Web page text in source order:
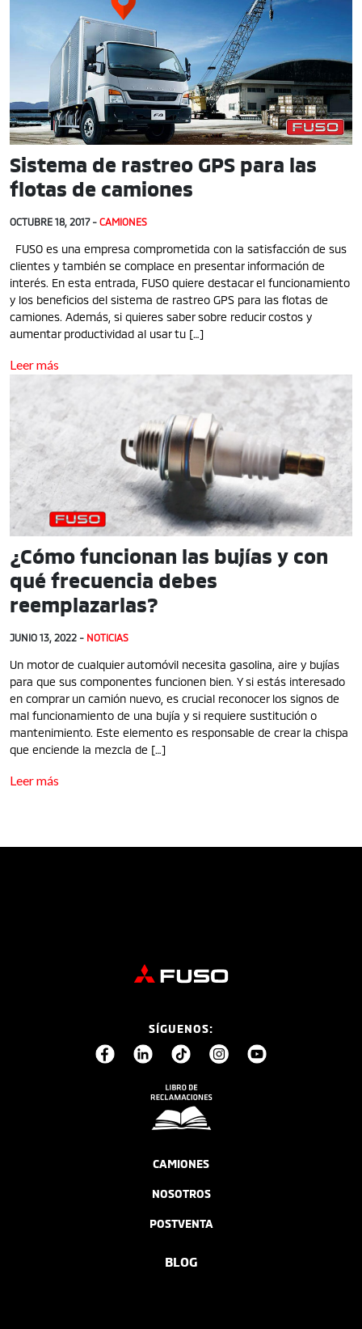
Sistema de rastreo GPS para las
flotas de camiones
OCTUBRE 18, 2017 - CAMIONES
FUSO es una empresa comprometida con la satisfacción de sus
clientes y también se complace en presentar información de
interés. En esta entrada, FUSO quiere destacar el funcionamiento
y los beneficios del sistema de rastreo GPS para las flotas de
camiones. Además, si quieres saber sobre reducir costos y
aumentar productividad al usar tu […]
Leer más
¿Cómo funcionan las bujías y con
qué frecuencia debes
reemplazarlas?
JUNIO 13, 2022 - NOTICIAS
Un motor de cualquier automóvil necesita gasolina, aire y bujías
para que sus componentes funcionen bien. Y si estás interesado
en comprar un camión nuevo, es crucial reconocer los signos de
mal funcionamiento de una bujía y si requiere sustitución o
mantenimiento. Este elemento es responsable de crear la chispa
que enciende la mezcla de […]
Leer más
SÍGUENOS:
CAMIONES
NOSOTROS
POSTVENTA
BLOG